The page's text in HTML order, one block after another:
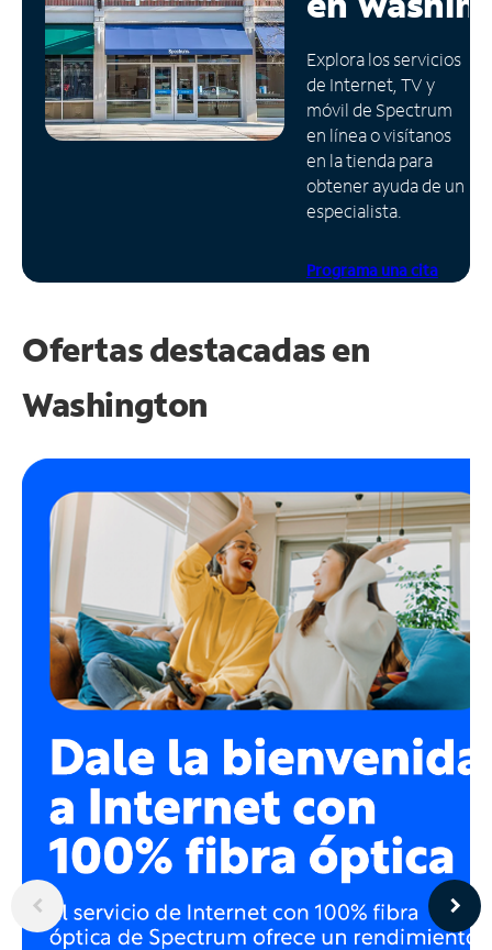
Administrar
cuenta
Encuentra
una
tienda
Explora los servicios
de Internet, TV y
móvil de Spectrum
en línea o visítanos
en la tienda para
obtener ayuda de un
especialista.
Programa una cita
Ofertas destacadas en
Washington